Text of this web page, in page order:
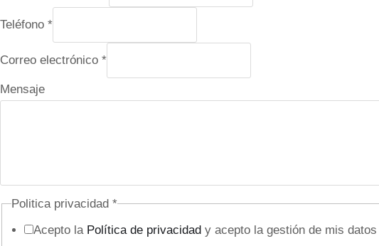
Teléfono *
/
r
c
i
Correo electrónico *
Mensaje
Politica privacidad *
Acepto la Política de privacidady acepto la gestión de mis